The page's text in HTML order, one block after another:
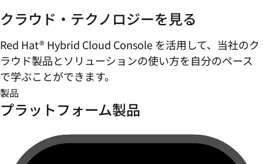
クラウド・テクノロジーを見る
Red Hat® Hybrid Cloud Console を活用して、当社のク
ラウド製品とソリューションの使い方を自分のペース
で学ぶことができます。
製品
プラットフォーム製品